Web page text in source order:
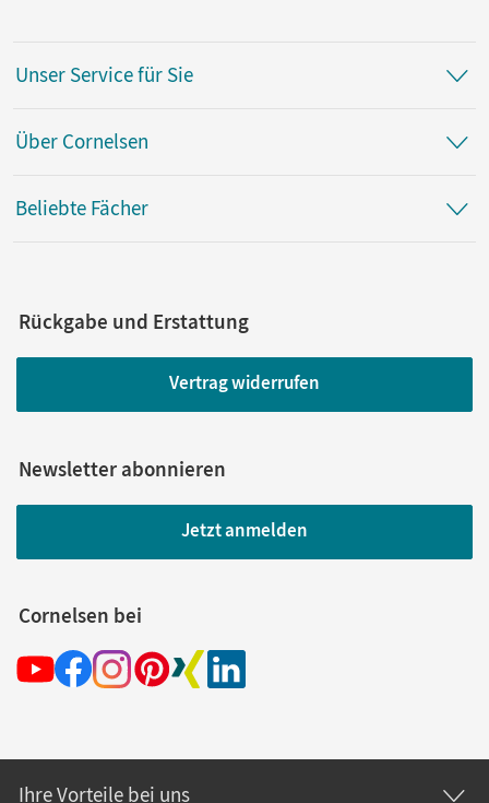
Unser Service für Sie
Über Cornelsen
Beliebte Fächer
Rückgabe und Erstattung
Vertrag widerrufen
Newsletter abonnieren
Jetzt anmelden
Cornelsen bei
Ihre Vorteile bei uns